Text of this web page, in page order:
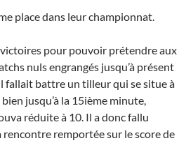
place dans leur championnat.
victoires pour pouvoir prétendre aux
nuls engrangés jusqu’à présent
fallait battre un tilleur qui se situe à
jusqu’à la 15ième minute,
réduite à 10. Il a donc fallu
rencontre remportée sur le score de